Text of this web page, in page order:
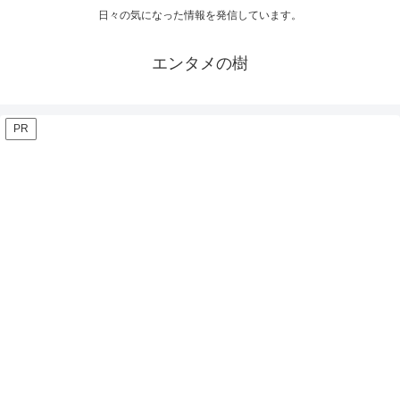
日々の気になった情報を発信しています。
エンタメの樹
PR